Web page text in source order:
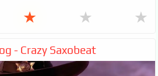
★ ★ ★
- Crazy Saxobeat